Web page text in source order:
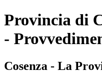
Provincia di
-
Cosenza - La